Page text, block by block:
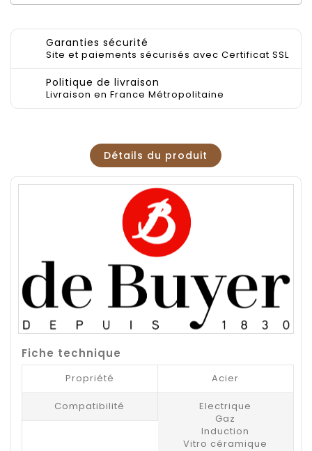
Garanties sécurité
Site et paiements sécurisés avec Certificat SSL
Politique de livraison
Livraison en France Métropolitaine
Détails du produit
Fiche technique
Propriété Acier
Compatibilité
Electrique
Gaz
Induction
Vitro céramique